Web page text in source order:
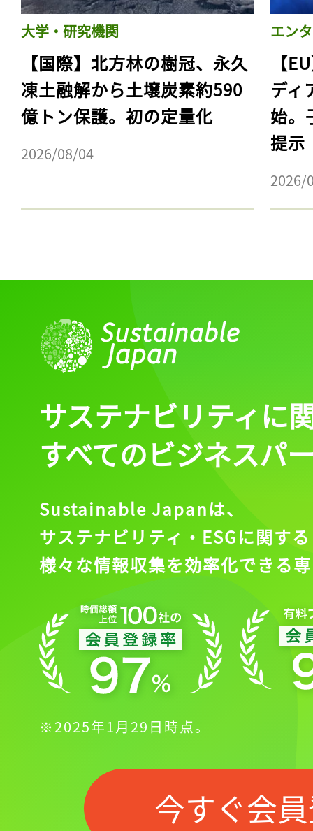
大学・研究機関
【国際】北方林の樹冠、永久
凍土融解から土壌炭素約590
億トン保護。初の定量化
2026/08/04
エン
【
ディ
始。
提示
2026/
サステナビリティに
すべてのビジネスパ
Sustainable Japanは、
サステナビリティ・ESGに関する
様々な情報収集を効率化できる
※2025年1月29日時点。
今すぐ会